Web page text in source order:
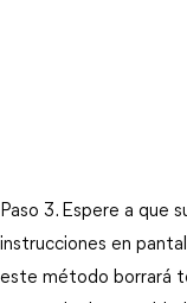
Paso 3. Espere a que
instrucciones en
este método borrará